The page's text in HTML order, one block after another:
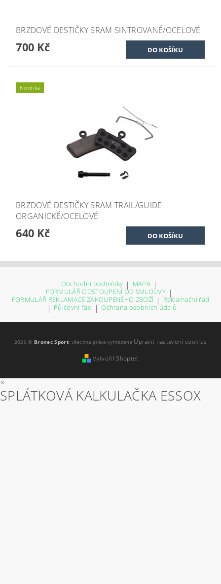
BRZDOVÉ DESTIČKY SRAM SINTROVANÉ/OCELOVÉ
700 Kč
Novinka
BRZDOVÉ DESTIČKY SRAM TRAIL/GUIDE
ORGANICKÉ/OCELOVÉ
640 Kč
Obchodní podmínky | MAPA |
FORMULÁŘ ODSTOUPENÍ OD SMLOUVY |
FORMULÁŘ REKLAMACE ZAKOUPENÉHO ZBOŽÍ | Reklamační řád
| Půjčovní řád | Ochrana osobních údajů
2026 © Bronec Sport, všechna práva vyhrazena Upravit nastavení cookies
Vytvořil Shoptet
×
SPLÁTKOVÁ KALKULAČKA ESSOX